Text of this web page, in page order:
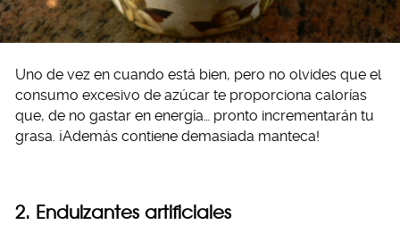
Uno de vez en cuando está bien, pero no olvides que el
consumo excesivo de azúcar te proporciona calorías
que, de no gastar en energía… pronto incrementarán tu
grasa. ¡Además contiene demasiada manteca!
2. Endulzantes artificiales